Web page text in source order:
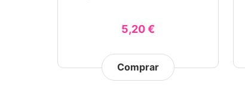
5,20 €
Comprar